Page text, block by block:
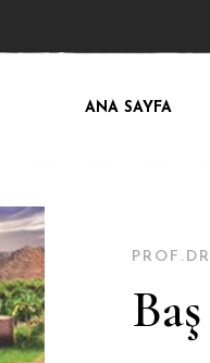
ANA SAYFA